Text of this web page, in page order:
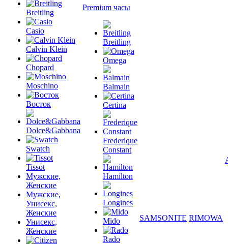
Breitling
Casio
Calvin Klein
Chopard
Moschino
Восток
Dolce&Gabbana
Swatch
Tissot
Мужские,
Женские
Мужские,
Унисекс,
Женские
Унисекс,
Женские
Premium часы
Breitling
Omega
Balmain
Certina
Frederique
Constant
Hamilton
Longines
Mido
Rado
SAMSONITE RIMOWA